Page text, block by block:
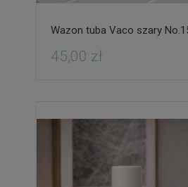
Wazon tuba Vaco szary
45,00 zł